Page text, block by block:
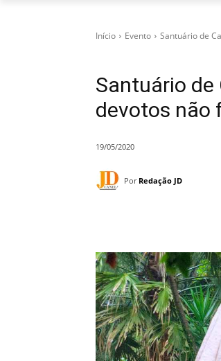
Início Evento Santuário de
Santuário de
devotos não
19/05/2020
Por Redação JD